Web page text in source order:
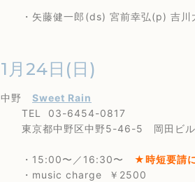
・矢藤健一郎(ds) 宮前幸弘(p) 吉川
1月24日(日)
中野 Sweet Rain
TEL 03-6454-0817
東京都中野区中野5-46-5 岡田ビル
・15:00〜／16:30〜 ★時短要請
・music charge ￥2500